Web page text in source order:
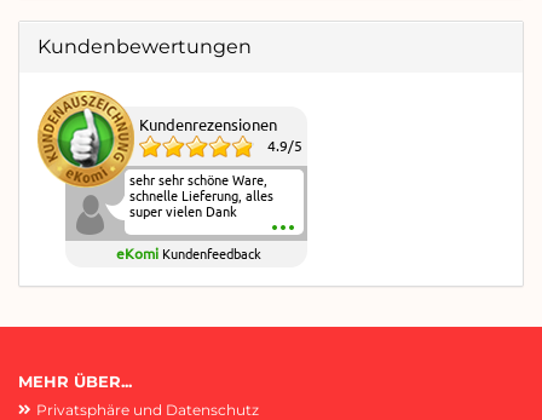
Kundenbewertungen
Kundenrezensionen
4.9/5
sehr sehr schöne Ware,
schnelle Lieferung, alles
super vielen Dank
eKomi Kundenfeedback
MEHR ÜBER...
Privatsphäre und Datenschutz